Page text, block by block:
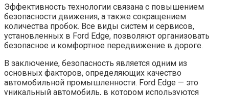
Эффективность технологии связана с повышением
безопасности движения, а также сокращением
количества пробок. Все виды систем и сервисов,
установленных в Ford Edge, позволяют организовать
безопасное и комфортное передвижение в дороге.
В заключение, безопасность является одним из
основных факторов, определяющих качество
автомобильной промышленности. Ford Edge — это
уникальный автомобиль, в котором используются